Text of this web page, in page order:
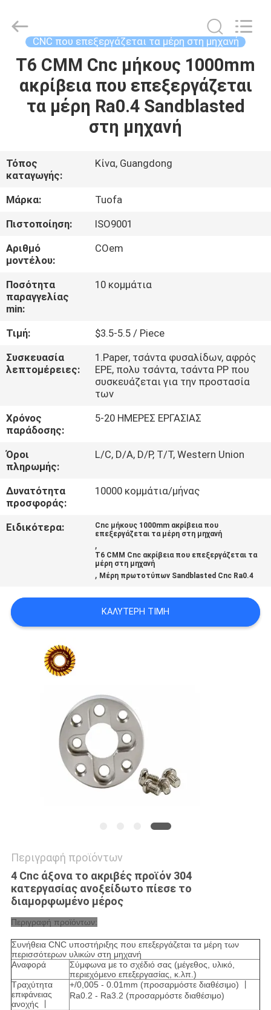
ΣΠΊΤΙ
ΠΡΟΪΌΝΤΑ
ΜΕ
ΕΜΆΣ
ΕΠΙΣΚΈΨΕΙΣ
ΣΤΟ
ΕΡΓΟΣΤΆΣΙΟ
ΈΛΕΓΧΟΣ
ΠΟΙΌΤΗΤΑΣ
ΕΠΙΚΟΙΝΩΝΉΣΤΕ
ΜΑΖΊ
ΕΙΔΉΣΕΙΣ
ΜΙΑ
ΠΡΟΣΦΟΡΆ
ΙΣΤΟΣΕΛΊΔΑΣ
ΠΟΛΙΤΙΚΉ
ΑΠΟΡΡΉΤΟΥ
Tuofa
Technology
Reserved.
CNC που επεξεργάζεται τα μέρη στη μηχανή
T6 CMM Cnc μήκους 1000mm
ακρίβεια που επεξεργάζεται
τα μέρη Ra0.4 Sandblasted
στη μηχανή
Τόπος
καταγωγής:
Κίνα, Guangdong
Μάρκα:
Tuofa
Πιστοποίηση:
ISO9001
Αριθμό
μοντέλου:
COem
Ποσότητα
παραγγελίας
min:
10 κομμάτια
Τιμή:
$3.5-5.5 / Piece
Συσκευασία
λεπτομέρειες:
1.Paper, τσάντα φυσαλίδων, αφρός
EPE, πολυ τσάντα, τσάντα PP που
συσκευάζεται για την προστασία
των
Χρόνος
παράδοσης:
5-20 ΗΜΕΡΕΣ ΕΡΓΑΣΙΑΣ
Όροι
πληρωμής:
L/C, D/A, D/P, T/T, Western Union
Δυνατότητα
προσφοράς:
10000 κομμάτια/μήνας
Ειδικότερα:
Cnc μήκους 1000mm ακρίβεια που
επεξεργάζεται τα μέρη στη μηχανή
,
T6 CMM Cnc ακρίβεια που επεξεργάζεται τα
μέρη στη μηχανή
, Μέρη πρωτοτύπων Sandblasted Cnc Ra0.4
ΚΑΛΎΤΕΡΗ ΤΙΜΉ
Περιγραφή προϊόντων
4 Cnc άξονα το ακριβές προϊόν 304
κατεργασίας ανοξείδωτο πίεσε το
διαμορφωμένο μέρος
Περιγραφή προϊόντων:
Συνήθεια CNC υποστήριξης που επεξεργάζεται τα μέρη των
περισσότερων υλικών στη μηχανή
Αναφορά
Σύμφωνα με το σχέδιό σας (μέγεθος, υλικό,
περιεχόμενο επεξεργασίας, κ.λπ.)
Τραχύτητα
επιφάνειας
ανοχής 丨
+/0,005 - 0.01mm (προσαρμόστε διαθέσιμο) 丨
Ra0.2 - Ra3.2 (προσαρμόστε διαθέσιμο)